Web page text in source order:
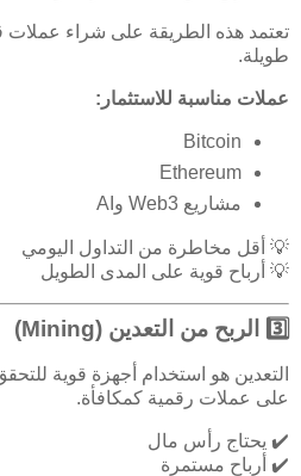
تعتمد هذه الطريقة على شراء عملات
طويلة.
عملات مناسبة للاستثمار:
Bitcoin
Ethereum
مشاريع Web3 وAI
💡 أقل مخاطرة من التداول اليومي
💡 أرباح قوية على المدى الطويل
3️⃣ الربح من التعدين (Mining)
التعدين هو استخدام أجهزة قوية
على عملات رقمية كمكافأة.
✔️ يحتاج رأس مال
✔️ أرباح مستمرة